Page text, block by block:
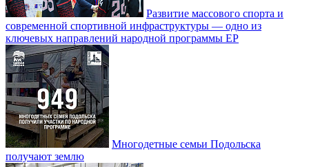
Развитие массового спорта и
современной спортивной инфраструктуры — одно из
ключевых направлений народной программы ЕР
Многодетные семьи Подольска
получают землю